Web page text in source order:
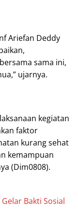
Ariefan Deddy
sama ini,
ujarnya.
kegiatan
faktor
kurang sehat
kemampuan
(Dim0808).
Bakti Sosial